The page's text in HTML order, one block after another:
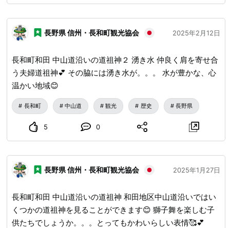
長野県 信州・長和町観光協会 2025年2月12日
長和町和田 中山道沿いの道祖神２ 湧き水 仲良く肩を寄せ合
う夫婦道祖神💕 その脇には湧き水が。。。 水が豊かな、心
温かい地域😊
長和町 中山道 観光 歴史 長野県
5 0
長野県 信州・長和町観光協会 2025年1月27日
長和町和田 中山道沿いの道祖神 和田地区中山道沿いではい
くつかの道祖神を見ることができます😊 獅子舞を楽しむ子
供たちでしょうか。。。とってもかわいらしい表情🥰💕